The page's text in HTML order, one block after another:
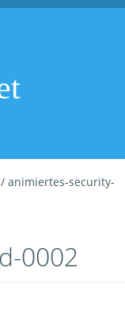
/ animiertes-security-
0002